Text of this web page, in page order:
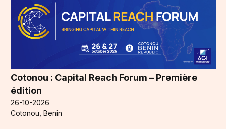
Cotonou : Capital Reach Forum – Première
édition
26-10-2026
Cotonou, Benin